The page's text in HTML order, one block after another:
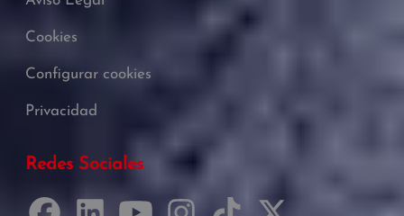
Cookies
Configurar cookies
Privacidad
Redes Sociales